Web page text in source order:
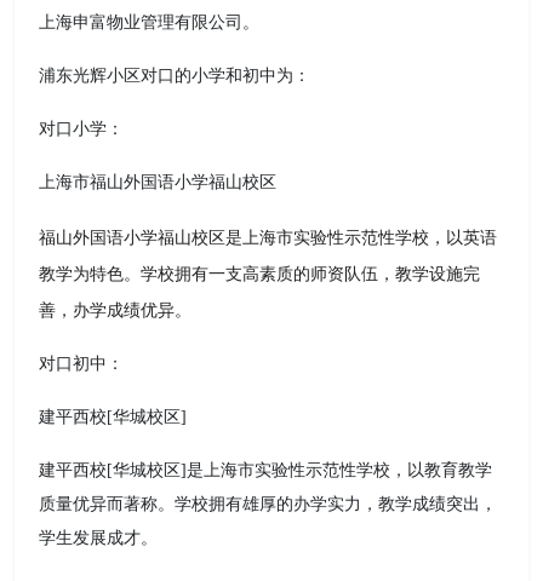
上海申富物业管理有限公司。
浦东光辉小区对口的小学和初中为：
对口小学：
上海市福山外国语小学福山校区
福山外国语小学福山校区是上海市实验性示范性学校，以英语
教学为特色。学校拥有一支高素质的师资队伍，教学设施完
善，办学成绩优异。
对口初中：
建平西校[华城校区]
建平西校[华城校区]是上海市实验性示范性学校，以教育教学
质量优异而著称。学校拥有雄厚的办学实力，教学成绩突出，
学生发展成才。